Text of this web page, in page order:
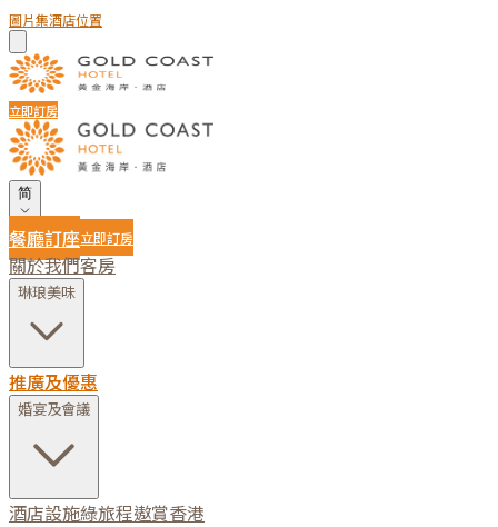
圖片集酒店位置
立即訂房
简
餐廳訂座立即訂房
關於我們客房
琳琅美味
推廣及優惠
婚宴及會議
酒店設施綠旅程遨賞香港